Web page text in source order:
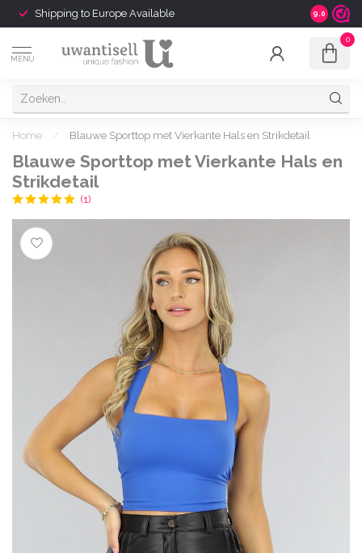
Shipping to Europe Available Ook
9.0
MENU
0
Home / Blauwe Sporttop met Vierkante Hals en Strikdetail
Blauwe Sporttop met Vierkante Hals en
Strikdetail
(1)